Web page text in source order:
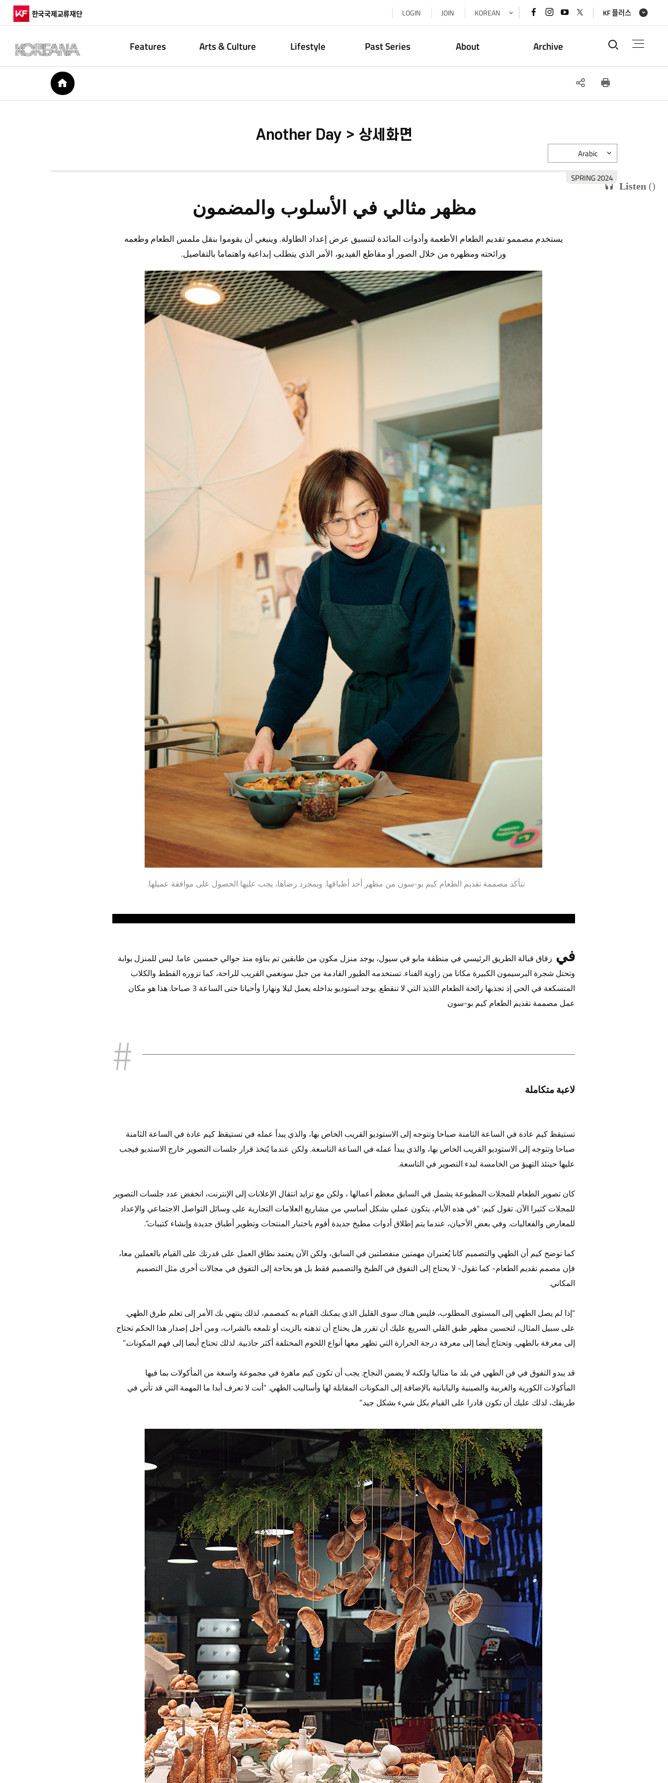
한국국제교류재단 LOGIN JOIN KOREAN 페이스북
바로가기
인스타그램
바로가기
유튜브
바로가기
x(트위터)
바로가기
KF 플러스
Features Arts & Culture Lifestyle Past Series About Archive 통합검
HOME SNS
Another Day > 상세화면
Listen ()
2024 SPRING
Arabic
مظهر مثالي في الأسلوب والمضمون
يستخدم مصممو تقديم الطعام الأطعمة وأدوات المائدة لتنسيق عرض إعداد الطاولة. وينبغي أن يقوموا بنقل ملمس الطعام وطعمه
ورائحته ومظهره من خلال الصور أو مقاطع الفيديو، الأمر الذي يتطلب إبداعية واهتماما بالتفاصيل.
تتأكد مصممة تقديم الطعام كيم بو-سون من مظهر أحد أطباقها. وبمجرد رضاها، يجب عليها الحصول على موافقة عميلها.
في زقاق قبالة الطريق الرئيسي في منطقة مابو في سيول، يوجد منزل مكون من طابقين تم بناؤه منذ حوالي خمسين عاما. ليس للمنزل بوابة
وتحتل شجرة البرسيمون الكبيرة مكانا من زاوية الفناء. تستخدمه الطيور القادمة من جبل سونغمي القريب للراحة، كما تزوره القطط والكلاب
المتسكعة في الحي إذ تجذبها رائحة الطعام اللذيذ التي لا تنقطع. يوجد استوديو بداخله يعمل ليلا ونهارا وأحيانا حتى الساعة 3 صباحا. هذا هو مكان
عمل مصممة تقديم الطعام كيم بو-سون
لاعبة متكاملة
تستيقظ كيم عادة في الساعة الثامنة صباحا وتتوجه إلى الاستوديو القريب الخاص بها، والذي يبدأ عمله في تستيقظ كيم عادة في الساعة الثامنة
صباحا وتتوجه إلى الاستوديو القريب الخاص بها، والذي يبدأ عمله في الساعة التاسعة. ولكن عندما يُتخذ قرار جلسات التصوير خارج الاستديو فيجب
عليها حينئذ التهيؤ من الخامسة لبدء التصوير في التاسعة.
كان تصوير الطعام للمجلات المطبوعة يشمل في السابق معظم أعمالها ، ولكن مع تزايد انتقال الإعلانات إلى الإنترنت، انخفض عدد جلسات التصوير
للمجلات كثيرا الآن. تقول كيم: “في هذه الأيام، يتكون عملي بشكل أساسي من مشاريع العلامات التجارية على وسائل التواصل الاجتماعي والإعداد
للمعارض والفعاليات. وفي بعض الأحيان، عندما يتم إطلاق أدوات مطبخ جديدة أقوم باختبار المنتجات وتطوير أطباق جديدة وإنشاء كتيبات”.
كما توضح كيم أن الطهي والتصميم كانا يُعتبران مهمتين منفصلتين في السابق، ولكن الآن يعتمد نطاق العمل على قدرتك على القيام بالعملين معا،
فإن مصمم تقديم الطعام- كما تقول- لا يحتاج إلى التفوق في الطبخ والتصميم فقط بل هو بحاجة إلى التفوق في مجالات أخرى مثل التصميم
المكاني.
“إذا لم يصل الطهي إلى المستوى المطلوب، فليس هناك سوى القليل الذي يمكنك القيام به كمصمم، لذلك ينتهي بك الأمر إلى تعلم طرق الطهي.
على سبيل المثال، لتحسين مظهر طبق القلي السريع عليك أن تقرر هل يحتاج أن تدهنه بالزيت أو تلمعه بالشراب، ومن أجل إصدار هذا الحكم تحتاج
إلى معرفة بالطهي. وتحتاج أيضا إلى معرفة درجة الحرارة التي تظهر معها أنواع اللحوم المختلفة أكثر جاذبية. لذلك تحتاج أيضا إلى فهم المكونات.”
قد يبدو التفوق في فن الطهي في بلد ما مثاليا ولكنه لا يضمن النجاح. يجب أن تكون كيم ماهرة في مجموعة واسعة من المأكولات بما فيها
المأكولات الكورية والغربية والصينية واليابانية بالإضافة إلى المكونات المقابلة لها وأساليب الطهي. “أنت لا تعرف أبدا ما المهمة التي قد تأتي في
طريقك، لذلك عليك أن تكون قادرا على القيام بكل شيء بشكل جيد.”